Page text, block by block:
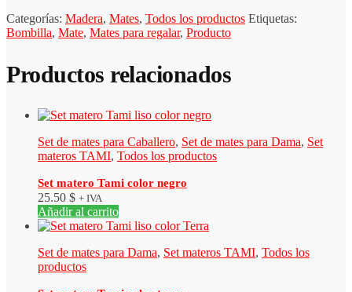
Categorías: Madera, Mates, Todos los productos Etiquetas:
Bombilla, Mate, Mates para regalar, Producto
Productos relacionados
Set de mates para Caballero, Set de mates para Dama, Set
materos TAMI, Todos los productos
Set matero Tami color negro
25.50 $ + IVA
Añadir al carrito
Set de mates para Dama, Set materos TAMI, Todos los
productos